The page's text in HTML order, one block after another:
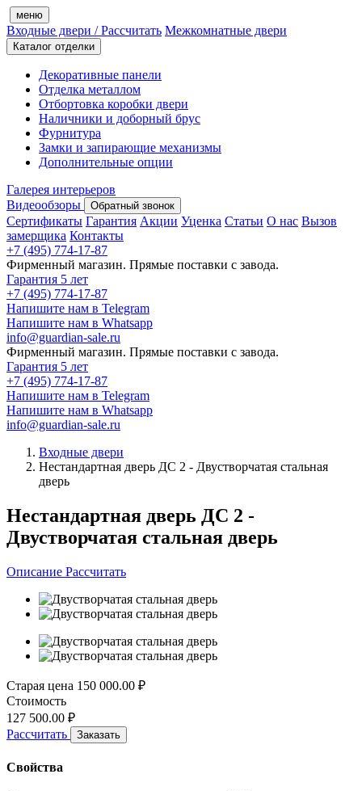
меню
Входные двери / Рассчитать Межкомнатные двери
Каталог отделки
Декоративные панели
Отделка металлом
Отбортовка коробки двери
Наличники и доборный брус
Фурнитура
Замки и запирающие механизмы
Дополнительные опции
Галерея интерьеров
Видеообзоры
Обратный звонок
Сертификаты Гарантия Акции Уценка Статьи О нас Вызов
замерщика Контакты
+7 (495) 774-17-87
Фирменный магазин. Прямые поставки с завода.
Гарантия 5 лет
+7 (495) 774-17-87
Напишите нам в Telegram
Напишите нам в Whatsapp
info@guardian-sale.ru
Фирменный магазин. Прямые поставки с завода.
Гарантия 5 лет
+7 (495) 774-17-87
Напишите нам в Telegram
Напишите нам в Whatsapp
info@guardian-sale.ru
Входные двери
Нестандартная дверь ДС 2 - Двустворчатая стальная
дверь
Нестандартная дверь ДС 2 -
Двустворчатая стальная дверь
Описание Рассчитать
Старая цена 150 000.00 ₽
Стоимость
127 500.00 ₽
Рассчитать
Заказать
Свойства